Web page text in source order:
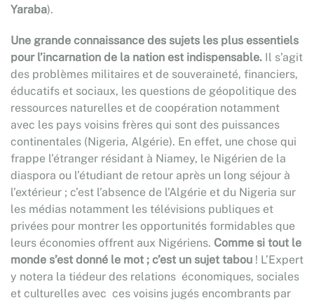
Yaraba).
Une grande connaissance des sujets les plus essentiels
pour l’incarnation de la nation est indispensable. Il s’agit
des problèmes militaires et de souveraineté, financiers,
éducatifs et sociaux, les questions de géopolitique des
ressources naturelles et de coopération notamment
avec les pays voisins frères qui sont des puissances
continentales (Nigeria, Algérie). En effet, une chose qui
frappe l’étranger résidant à Niamey, le Nigérien de la
diaspora ou l’étudiant de retour après un long séjour à
l’extérieur ; c’est l’absence de l’Algérie et du Nigeria sur
les médias notamment les télévisions publiques et
privées pour montrer les opportunités formidables que
leurs économies offrent aux Nigériens. Comme si tout le
monde s’est donné le mot ; c’est un sujet tabou ! L’Expert
y notera la tiédeur des relations économiques, sociales
et culturelles avec ces voisins jugés encombrants par